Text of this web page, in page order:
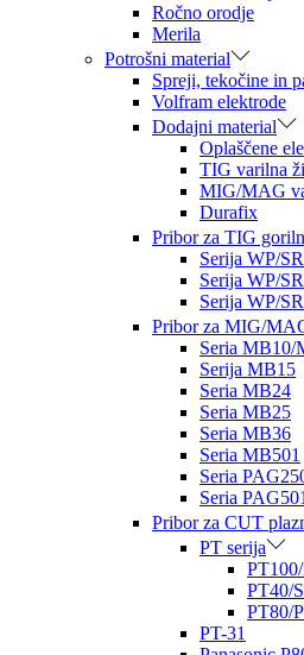
Ročno orodje
Merila
Potrošni material
Spreji, tekočine in
Volfram elektrode
Dodajni material
Oplaščene
TIG varilna
MIG/MAG
Durafix
Pribor za TIG
Serija WP/
Serija WP/
Serija WP/
Pribor za MIG/
Seria MB10/
Serija MB15
Seria MB24
Seria MB25
Seria MB36
Seria MB501
Seria
Seria
Pribor za CUT
PT serija
PT40/
PT80/
PT-31